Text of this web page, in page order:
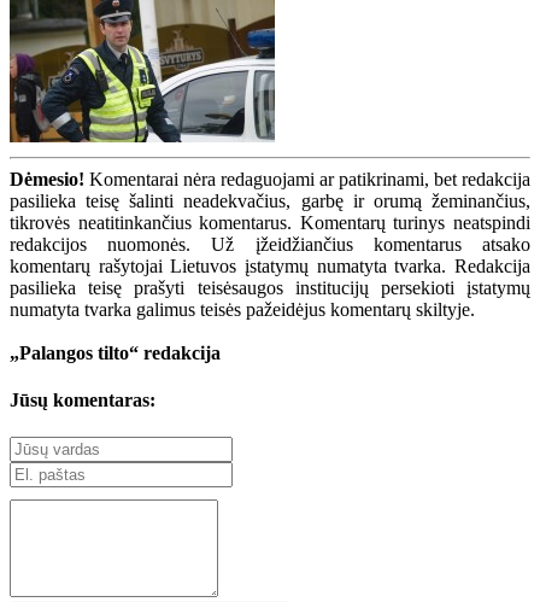
Dėmesio! Komentarai nėra redaguojami ar patikrinami, bet redakcija
pasilieka teisę šalinti neadekvačius, garbę ir orumą žeminančius,
tikrovės neatitinkančius komentarus. Komentarų turinys neatspindi
redakcijos nuomonės. Už įžeidžiančius komentarus atsako
komentarų rašytojai Lietuvos įstatymų numatyta tvarka. Redakcija
pasilieka teisę prašyti teisėsaugos institucijų persekioti įstatymų
numatyta tvarka galimus teisės pažeidėjus komentarų skiltyje.
„Palangos tilto“ redakcija
Jūsų komentaras: